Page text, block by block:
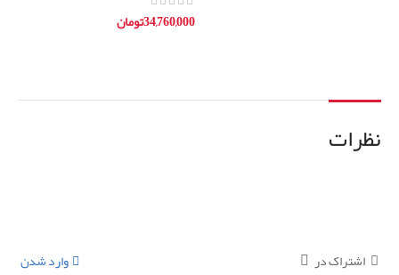
34,760,000تومان
نظرات
اشتراک در وارد شدن